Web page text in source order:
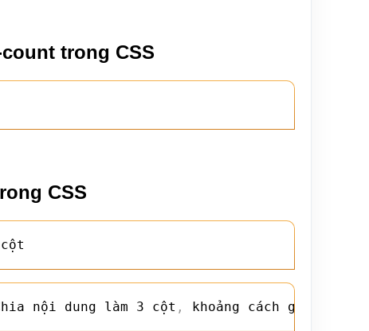
trong CSS
CSS
nội dung làm 3 cột , khoảng cách giữa các